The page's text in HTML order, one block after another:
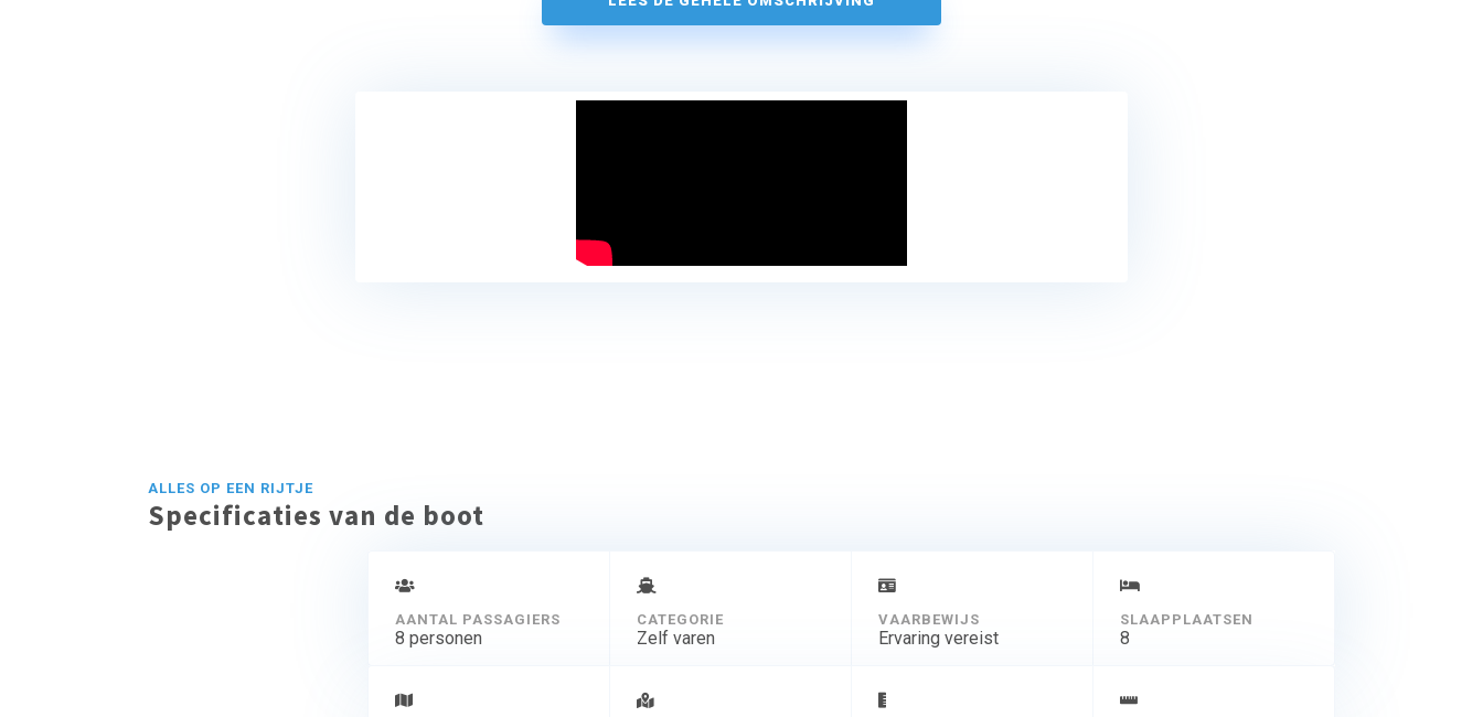
Zonder ervaring is een vaarinstructie verplicht
ALLES OP EEN RIJTJE
Specificaties van de boot
AANTAL PASSAGIERS
8 personen
CATEGORIE
Zelf varen
VAARBEWIJS
Ervaring vereist
SLAAPPLAATSEN
8